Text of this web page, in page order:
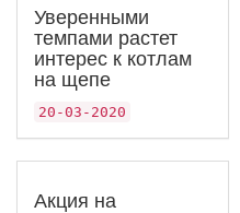
Уверенными
темпами растет
интерес к котлам
на щепе
20-03-2020
Акция на